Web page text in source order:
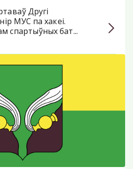
Другі
МУС па хакеі.
спартыўных бат...